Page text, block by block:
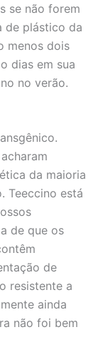
se não forem
de plástico da
menos dois
dias em sua
no verão.
da maioria
Teeccino está
de que os
de
resistente a
ainda
não foi bem